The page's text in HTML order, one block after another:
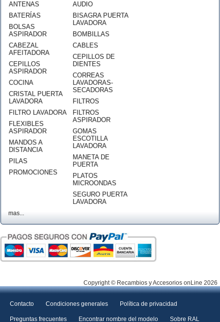
ANTENAS
BATERÍAS
BOLSAS
ASPIRADOR
CABEZAL
AFEITADORA
CEPILLOS
ASPIRADOR
COCINA
CRISTAL PUERTA
LAVADORA
FILTRO LAVADORA
FLEXIBLES
ASPIRADOR
MANDOS A
DISTANCIA
PILAS
PROMOCIONES
AUDIO
BISAGRA PUERTA
LAVADORA
BOMBILLAS
CABLES
CEPILLOS DE
DIENTES
CORREAS
LAVADORAS-
SECADORAS
FILTROS
FILTROS
ASPIRADOR
GOMAS
ESCOTILLA
LAVADORA
MANETA DE
PUERTA
PLATOS
MICROONDAS
SEGURO PUERTA
LAVADORA
mas...
Copyright © Recambios y Accesorios onLine 2026
Contacto Condiciones generales Política de privacidad
Preguntas frecuentes Encontrar nombre del modelo Sobre RAL